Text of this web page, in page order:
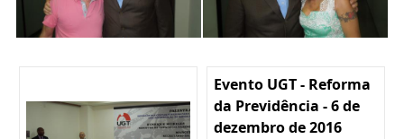
Evento UGT - Reforma
da Previdência - 6 de
dezembro de 2016